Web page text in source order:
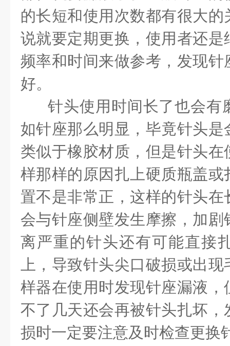
的长短和使用次数都有很大
说就要定期更换，使用者还
频率和时间来做参考，发现
好。
针头使用时间长了也会有
如针座那么明显，毕竟针头
类似于橡胶材质，但是针头
样那样的原因扎上硬质瓶盖
置不是非常正，这样的针头
会与针座侧壁发生摩擦，加
离严重的针头还有可能直接
上，导致针头尖口破损或出
样器在使用时发现针座漏液
不了几天还会再被针头扎坏
损时一定要注意及时检查更换